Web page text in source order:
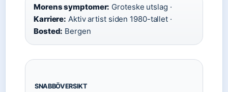
Morens symptomer: Groteske utslag ·
Karriere: Aktiv artist siden 1980-tallet ·
Bosted: Bergen
SNABBÖVERSIKT